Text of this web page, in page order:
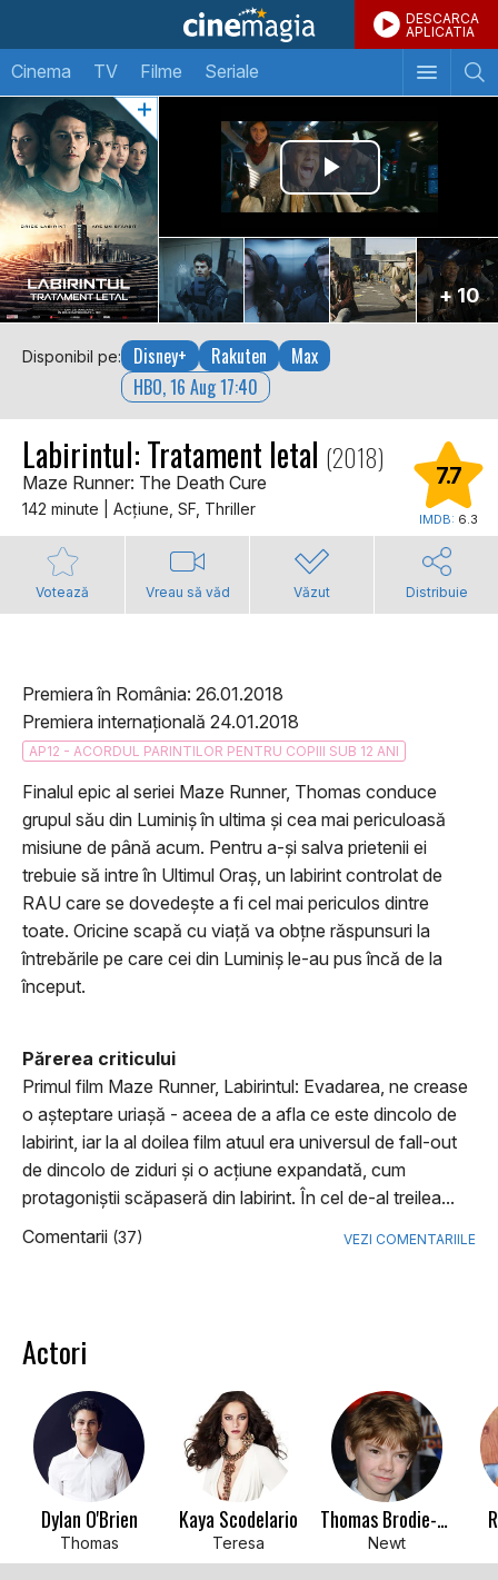
DESCARCA
APLICATIA
Cinema TV Filme Seriale
+ 10
Disponibil pe: Disney+ Rakuten
Max
HBO, 16 Aug 17:40
Labirintul: Tratament letal (2018)
Maze Runner: The Death Cure
142 minute | Acţiune, SF, Thriller
7.7
IMDB: 6.3
Votează Vreau să văd Văzut Distribuie
Premiera în România: 26.01.2018
Premiera internațională 24.01.2018
AP12 - ACORDUL PARINTILOR PENTRU COPIII SUB 12 ANI
Finalul epic al seriei Maze Runner, Thomas conduce
grupul său din Luminiș în ultima și cea mai periculoasă
misiune de până acum. Pentru a-și salva prietenii ei
trebuie să intre în Ultimul Oraș, un labirint controlat de
RAU care se dovedește a fi cel mai periculos dintre
toate. Oricine scapă cu viață va obțne răspunsuri la
întrebările pe care cei din Luminiș le-au pus încă de la
început.
Părerea criticului
Primul film Maze Runner, Labirintul: Evadarea, ne crease
o așteptare uriașă - aceea de a afla ce este dincolo de
labirint, iar la al doilea film atuul era universul de fall-out
de dincolo de ziduri și o acțiune expandată, cum
protagoniștii scăpaseră din labirint. În cel de-al treilea...
Comentarii (37) VEZI COMENTARIILE
Actori
Dylan O'Brien
Thomas
Kaya Scodelario
Teresa
Thomas Brodie-Sangster
Newt